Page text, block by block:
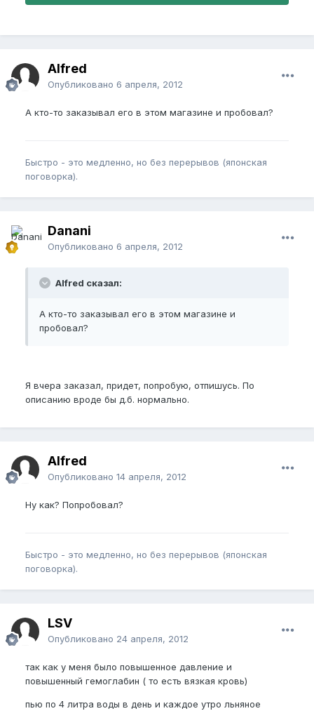
Alfred
Опубликовано 6 апреля, 2012
А кто-то заказывал его в этом магазине и пробовал?
Быстро - это медленно, но без перерывов (японская
поговорка).
Danani
Опубликовано 6 апреля, 2012
Alfred сказал:
А кто-то заказывал его в этом магазине и
пробовал?
Я вчера заказал, придет, попробую, отпишусь. По
описанию вроде бы д.б. нормально.
Alfred
Опубликовано 14 апреля, 2012
Ну как? Попробовал?
Быстро - это медленно, но без перерывов (японская
поговорка).
LSV
Опубликовано 24 апреля, 2012
так как у меня было повышенное давление и
повышенный гемоглабин ( то есть вязкая кровь)
пью по 4 литра воды в день и каждое утро льняное